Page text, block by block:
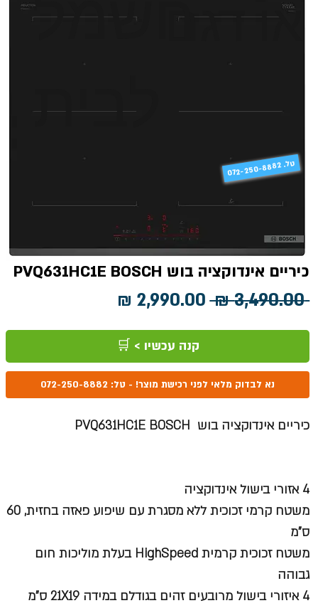
או דגם
לבית
כיריים אינדוקציה בוש PVQ631HC1E BOSCH
‏3,490.00 ‏₪
מחיר
רגיל
מבצע
קנה עכשיו > 🛒
נא לבדוק מלאי לפני רכישת מוצר! - טל: 072-250-8882
כיריים אינדוקציה בוש PVQ631HC1E BOSCH
4 אזורי בישול אינדוקציה
משטח קרמי זכוכית ללא מסגרת עם שיפוע פאזה בחזית, 60
ס"מ
משטח זכוכית קרמית HighSpeed בעלת מוליכות חום
גבוהה
4 איזורי בישול מרובעים זהים בגודלם במידה 21X19 ס"מ
072-250-8882 .טל